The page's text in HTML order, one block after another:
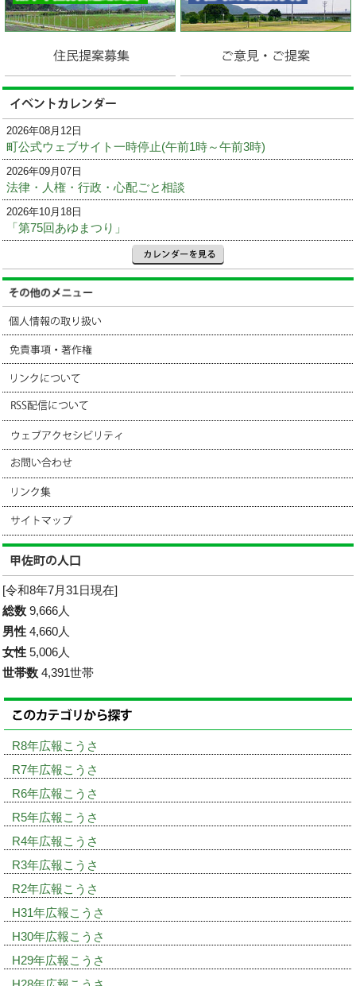
2026年08月12日
町公式ウェブサイト一時停止(午前1時～午前3時)
2026年09月07日
法律・人権・行政・心配ごと相談
2026年10月18日
「第75回あゆまつり」
[令和8年7月31日現在]
総数 9,666人
男性 4,660人
女性 5,006人
世帯数 4,391世帯
R8年広報こうさ
R7年広報こうさ
R6年広報こうさ
R5年広報こうさ
R4年広報こうさ
R3年広報こうさ
R2年広報こうさ
H31年広報こうさ
H30年広報こうさ
H29年広報こうさ